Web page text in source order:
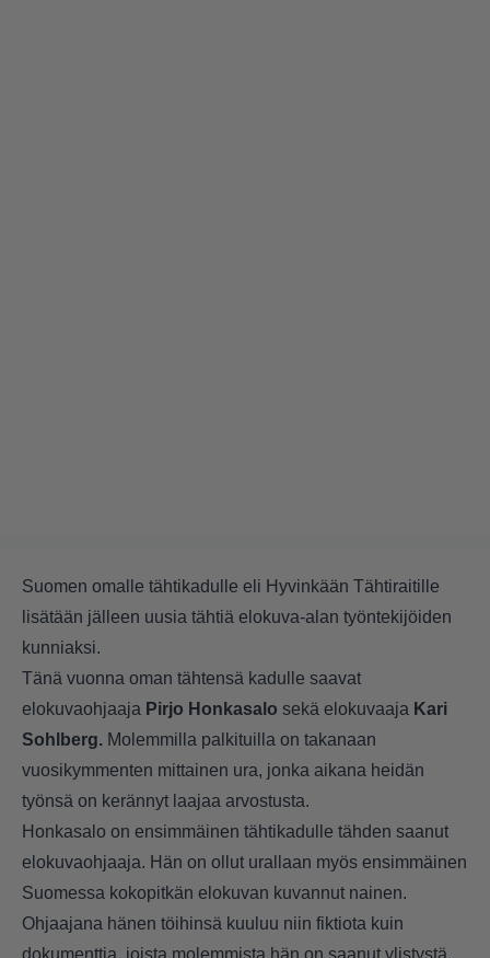
Suomen omalle tähtikadulle eli Hyvinkään Tähtiraitille
lisätään jälleen uusia tähtiä elokuva-alan työntekijöiden
kunniaksi.
Tänä vuonna oman tähtensä kadulle saavat
elokuvaohjaaja Pirjo Honkasalo sekä elokuvaaja Kari
Sohlberg. Molemmilla palkituilla on takanaan
vuosikymmenten mittainen ura, jonka aikana heidän
työnsä on kerännyt laajaa arvostusta.
Honkasalo on ensimmäinen tähtikadulle tähden saanut
elokuvaohjaaja. Hän on ollut urallaan myös ensimmäinen
Suomessa kokopitkän elokuvan kuvannut nainen.
Ohjaajana hänen töihinsä kuuluu niin fiktiota kuin